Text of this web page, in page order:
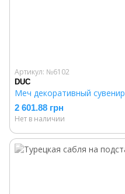
Артикул: №6102
DUC
Меч декоративный
2 601.88 грн
Нет в наличии